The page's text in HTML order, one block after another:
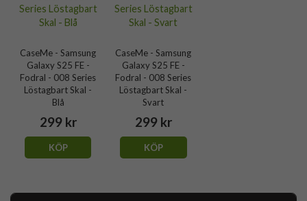
CaseMe - Samsung
Galaxy S25 FE -
Fodral - 008 Series
Löstagbart Skal -
Blå
299 kr
KÖP
CaseMe - Samsung
Galaxy S25 FE -
Fodral - 008 Series
Löstagbart Skal -
Svart
299 kr
KÖP